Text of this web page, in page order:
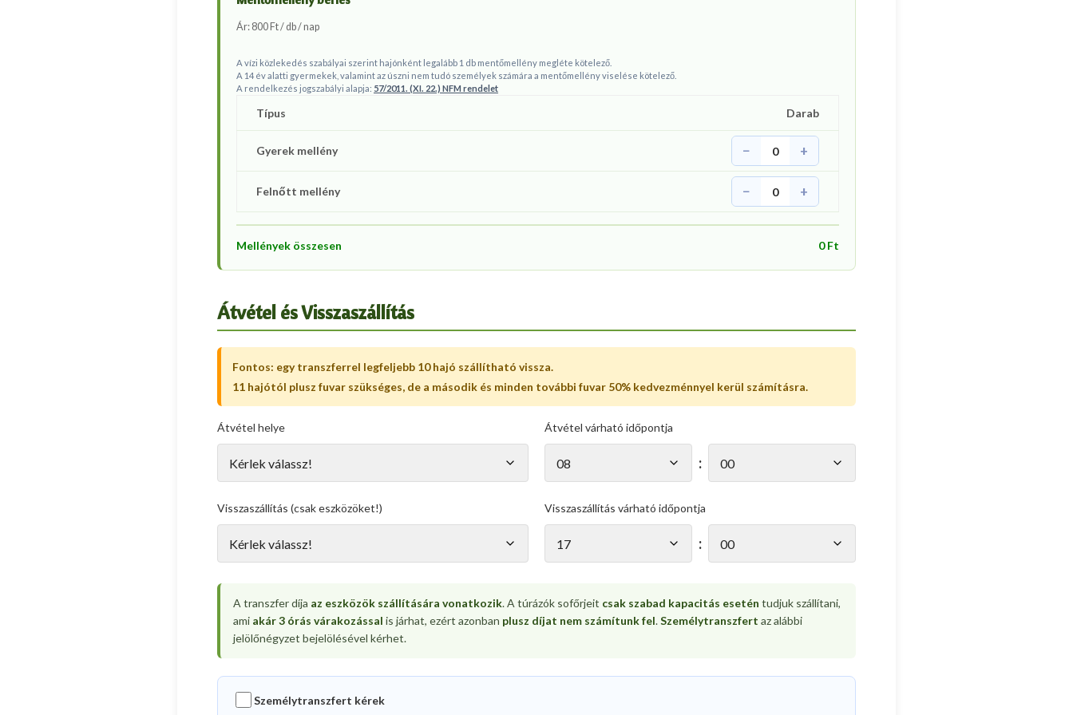
Ár: 800 Ft / db / nap
A vízi közlekedés szabályai szerint hajónként legalább 1 db mentőmellény megléte kötelező.
A 14 év alatti gyermekek, valamint az úszni nem tudó személyek számára a mentőmellény viselése kötelező.
A rendelkezés jogszabályi alapja: 57/2011. (XI. 22.) NFM rendelet
Típus Darab
Gyerek mellény − 0 +
Felnőtt mellény − 0 +
Mellények összesen 0 Ft
Átvétel és Visszaszállítás
Fontos: egy transzferrel legfeljebb 10 hajó szállítható vissza.
11 hajótól plusz fuvar szükséges, de a második és minden további fuvar 50% kedvezménnyel kerül számításra.
Átvétel helye Átvétel várható időpontja
:
Visszaszállítás (csak eszközöket!) Visszaszállítás várható időpontja
:
A transzfer díja az eszközök szállítására vonatkozik. A túrázók sofőrjeit csak szabad kapacitás esetén tudjuk szállítani,
ami akár 3 órás várakozással is járhat, ezért azonban plusz díjat nem számítunk fel.Személytranszfert az alábbi
jelölőnégyzet bejelölésével kérhet.
Személytranszfert kérek